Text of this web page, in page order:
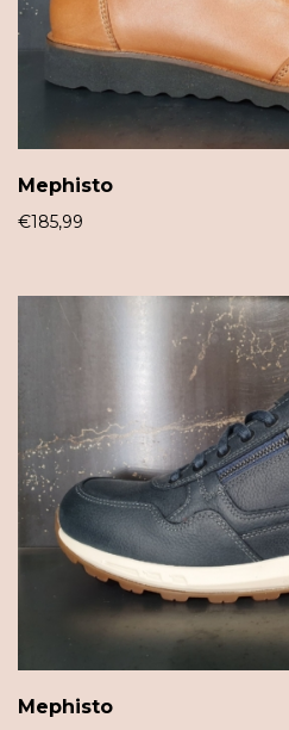
Mephisto
€185,99
Mephisto